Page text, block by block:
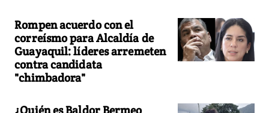
Rompen acuerdo con el
correísmo para Alcaldía de
Guayaquil: líderes arremeten
contra candidata
"chimbadora"
¿Quién es Baldor Bermeo